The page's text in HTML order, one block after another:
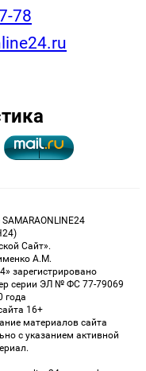
78
Сайт».
А.М.
зарегистрировано
серии ЭЛ № ФС 77-79069
года
16+
материалов сайта
с указанием активной